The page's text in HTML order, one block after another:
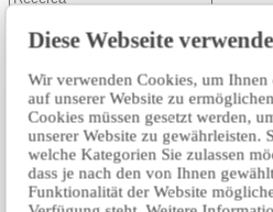
Diese Webseite
Wir verwenden Cookies, um Ihnen
auf unserer Website zu
Cookies müssen gesetzt werden,
unserer Website zu gewährleisten.
welche Kategorien Sie zulassen
dass je nach den von Ihnen
Funktionalität der Website